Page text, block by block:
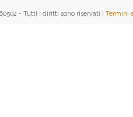
- Tutti i diritti sono riservati | Termini